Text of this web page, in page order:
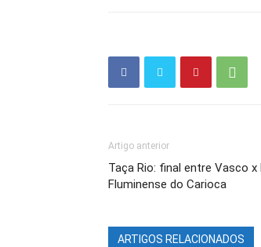
Artigo anterior
Taça Rio: final entre Vasco x
Fluminense do Carioca
ARTIGOS RELACIONADOS